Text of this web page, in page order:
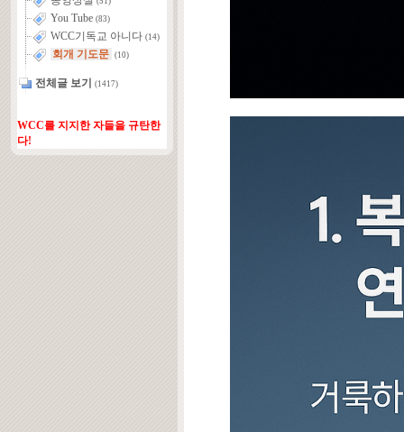
You Tube (83)
WCC기독교 아니다 (14)
회개 기도문 (10)
전체글 보기 (1417)
WCC를 지지한 자들을 규탄한
다!